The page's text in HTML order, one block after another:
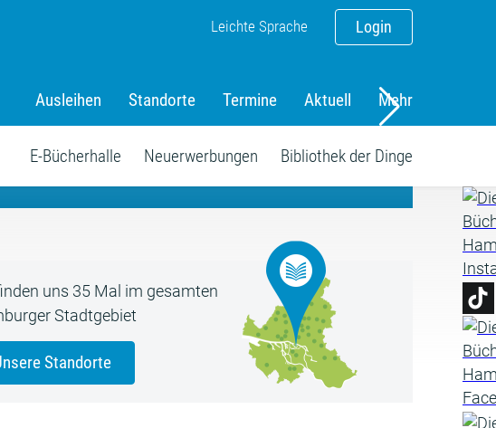
Login
Leichte Sprache
Ausleihen Standorte Termine Aktuell Mehr
E-Bücherhalle Neuerwerbungen Bibliothek der Dinge
uns 35 Mal im gesamten
Stadtgebiet
Standorte